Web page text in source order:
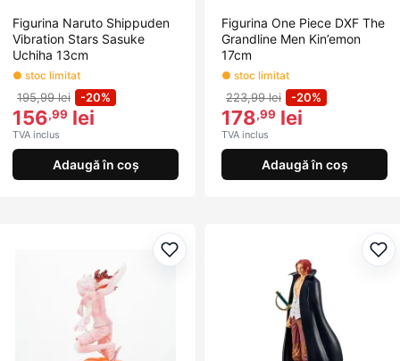
Figurina Naruto Shippuden
Vibration Stars Sasuke
Uchiha 13cm
● stoc limitat
195,99 lei -20%
156,99 lei
TVA inclus
Adaugă în coș
Figurina One Piece DXF The
Grandline Men Kin’emon
17cm
● stoc limitat
223,99 lei -20%
178,99 lei
TVA inclus
Adaugă în coș
Adaugă la favorite